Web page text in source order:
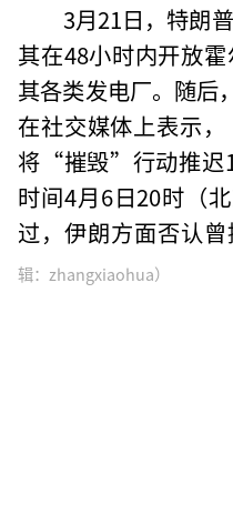
3月21日，特朗
其在48小时内开放
其各类发电厂。随后
在社交媒体上表示
将“摧毁”行动推迟
时间4月6日20时（
过，伊朗方面否认曾
辑：zhangxiaohua）